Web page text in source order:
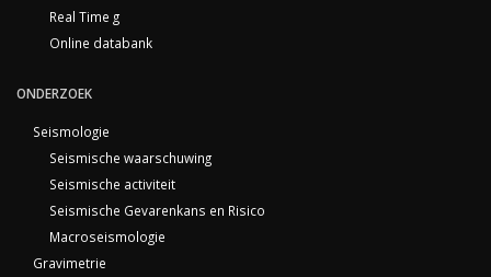
Real Time g
Online databank
ONDERZOEK
Seismologie
Seismische waarschuwing
Seismische activiteit
Seismische Gevarenkans en Risico
Macroseismologie
Gravimetrie